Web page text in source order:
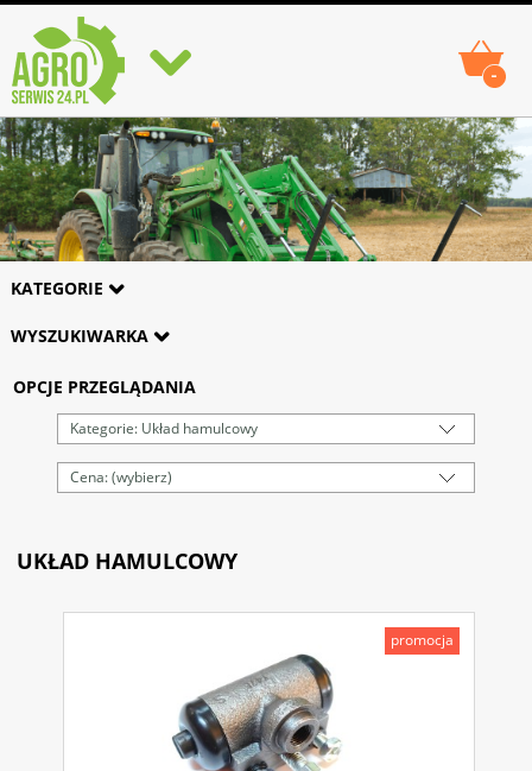
-
KATEGORIE
WYSZUKIWARKA
OPCJE PRZEGLĄDANIA
Kategorie: Układ hamulcowy
Cena: (wybierz)
UKŁAD HAMULCOWY
promocja